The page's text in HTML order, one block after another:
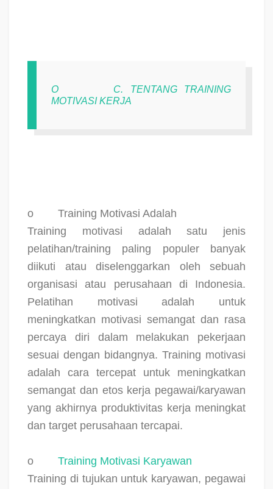
O
C. TENTANG TRAINING
MOTIVASI KERJA
o
Training Motivasi Adalah
Training motivasi adalah satu jenis
pelatihan/training paling populer banyak
diikuti atau diselenggarkan oleh sebuah
organisasi atau perusahaan di Indonesia.
Pelatihan motivasi adalah untuk
meningkatkan motivasi semangat dan rasa
percaya diri dalam melakukan pekerjaan
sesuai dengan bidangnya. Training motivasi
adalah cara tercepat untuk meningkatkan
semangat dan etos kerja pegawai/karyawan
yang akhirnya produktivitas kerja meningkat
dan target perusahaan tercapai.
o
Training Motivasi Karyawan
Training di tujukan untuk karyawan, pegawai